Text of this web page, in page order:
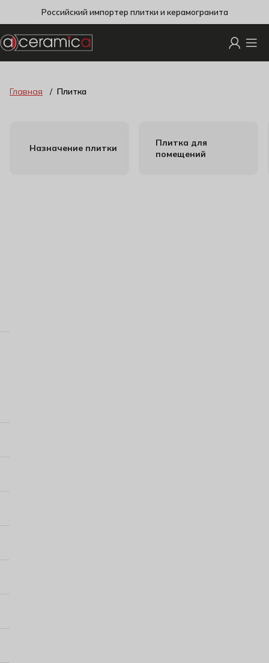
Российский импортер плитки и керамогранита
Главная Плитка
Назначение плитки
Плитка для
помещений